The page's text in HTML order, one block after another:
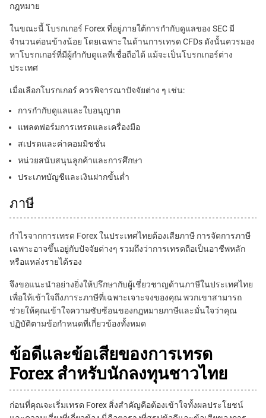
กฎหมาย
ในขณะนี้ โบรกเกอร์ Forex ที่อยู่ภายใต้การกำกับดูแลของ SEC มี
จำนวนค่อนข้างน้อย โดยเฉพาะในด้านการเทรด CFDs ดังนั้นควรมอง
หาโบรกเกอร์ที่มีผู้กำกับดูแลที่เชื่อถือได้ แม้จะเป็นโบรกเกอร์ต่าง
ประเทศ
เมื่อเลือกโบรกเกอร์ ควรพิจารณาปัจจัยต่าง ๆ เช่น:
การกำกับดูแลและใบอนุญาต
แพลตฟอร์มการเทรดและเครื่องมือ
สเปรดและค่าคอมมิชชั่น
หน่วยสนับสนุนลูกค้าและการศึกษา
ประเภทบัญชีและเงินฝากขั้นต่ำ
ภาษี
กำไรจากการเทรด Forex ในประเทศไทยต้องเสียภาษี การจัดการภาษี
เฉพาะอาจขึ้นอยู่กับปัจจัยต่างๆ รวมถึงว่าการเทรดถือเป็นอาชีพหลัก
หรือแหล่งรายได้รอง
จึงขอแนะนำอย่างยิ่งให้ปรึกษากับผู้เชี่ยวชาญด้านภาษีในประเทศไทย
เพื่อให้เข้าใจถึงภาระภาษีที่เฉพาะเจาะจงของคุณ พวกเขาสามารถ
ช่วยให้คุณเข้าใจความซับซ้อนของกฎหมายภาษีและมั่นใจว่าคุณ
ปฏิบัติตามข้อกำหนดที่เกี่ยวข้องทั้งหมด
ข้อดีและข้อเสียของการเทรด
Forex สำหรับนักลงทุนชาวไทย
ก่อนที่คุณจะเริ่มเทรด Forex สิ่งสำคัญคือต้องเข้าใจทั้งผลประโยชน์